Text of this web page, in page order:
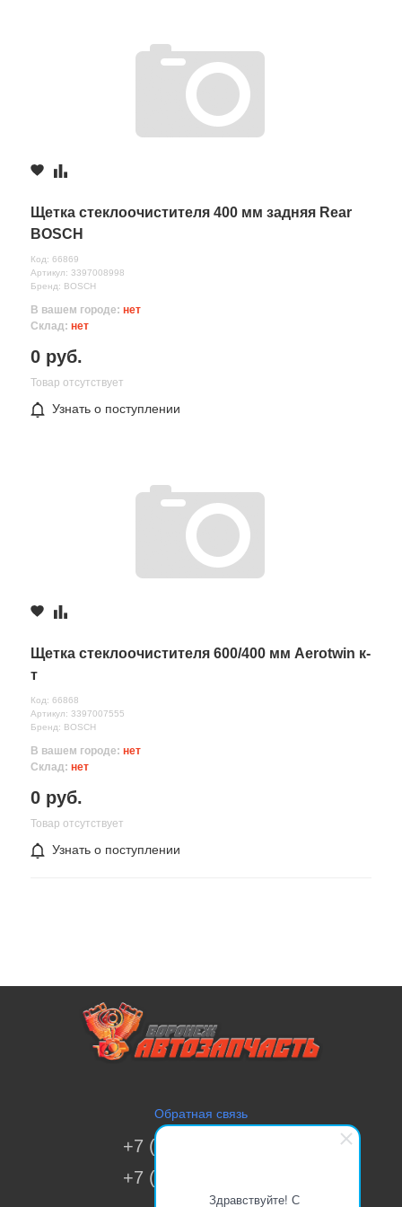
Здравствуйте! С
Щетка стеклоочистителя 400 мм задняя Rear
BOSCH
Код: 66869
Артикул: 3397008998
Бренд: BOSCH
В вашем городе: нет
Склад: нет
0 руб.
Товар отсутствует
Узнать о поступлении
Щетка стеклоочистителя 600/400 мм Aerotwin к-
т
Код: 66868
Артикул: 3397007555
Бренд: BOSCH
В вашем городе: нет
Склад: нет
0 руб.
Товар отсутствует
Узнать о поступлении
Обратная связь
+7 (473) 269-41-51
+7 (473) 200-70-00